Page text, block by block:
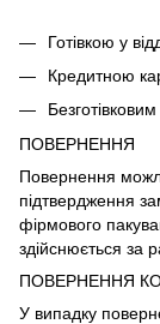
Готівкою у
Кредитною
ПОВЕРНЕННЯ
Повернення
підтвердження
фірмового
здійснюється за
ПОВЕРНЕННЯ
У випадку